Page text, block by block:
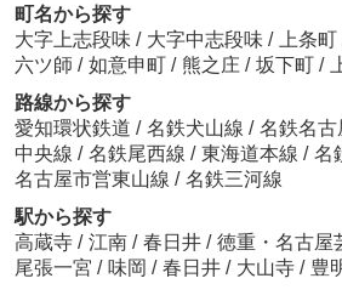
町名から探す
大字上志段味 / 大字中志段味 / 上条町
六ツ師 / 如意申町 / 熊之庄 / 坂下町 /
路線から探す
愛知環状鉄道 / 名鉄犬山線 / 名鉄名古
中央線 / 名鉄尾西線 / 東海道本線 / 名
名古屋市営東山線 / 名鉄三河線
駅から探す
高蔵寺 / 江南 / 春日井 / 徳重・名古屋
尾張一宮 / 味岡 / 春日井 / 大山寺 / 豊